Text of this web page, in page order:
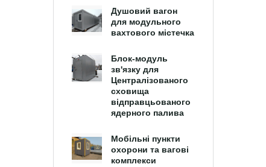
Душовий вагон
для модульного
вахтового містечка
Блок-модуль
зв'язку для
Централізованого
сховища
відправцьованого
ядерного палива
Мобільні пункти
охорони та вагові
комплекси